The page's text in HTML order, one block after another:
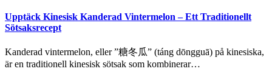
Upptäck Kinesisk Kanderad Vintermelon – Ett Traditionellt
Sötsaksrecept
Kanderad vintermelon, eller ”糖冬瓜” (táng dōngguā) på kinesiska,
är en traditionell kinesisk sötsak som kombinerar…